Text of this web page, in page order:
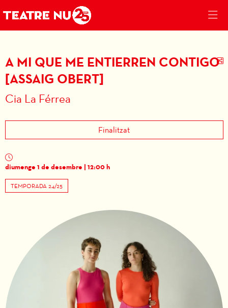
A MI QUE ME ENTIERREN CONTIGO
[ASSAIG OBERT]
Cia La Férrea
Finalitzat
diumenge 1 de desembre | 12:00 h
TEMPORADA 24/25